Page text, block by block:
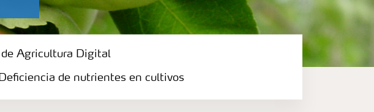
Agricultura Digital
Deficiencia de nutrientes en cultivos